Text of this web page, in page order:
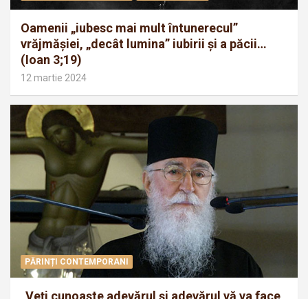
Oamenii „iubesc mai mult întunerecul”
vrăjmăşiei, „decât lumina” iubirii şi a păcii…
(Ioan 3;19)
12 martie 2024
PĂRINȚI CONTEMPORANI
„Veţi cunoaşte adevărul şi adevărul vă va face